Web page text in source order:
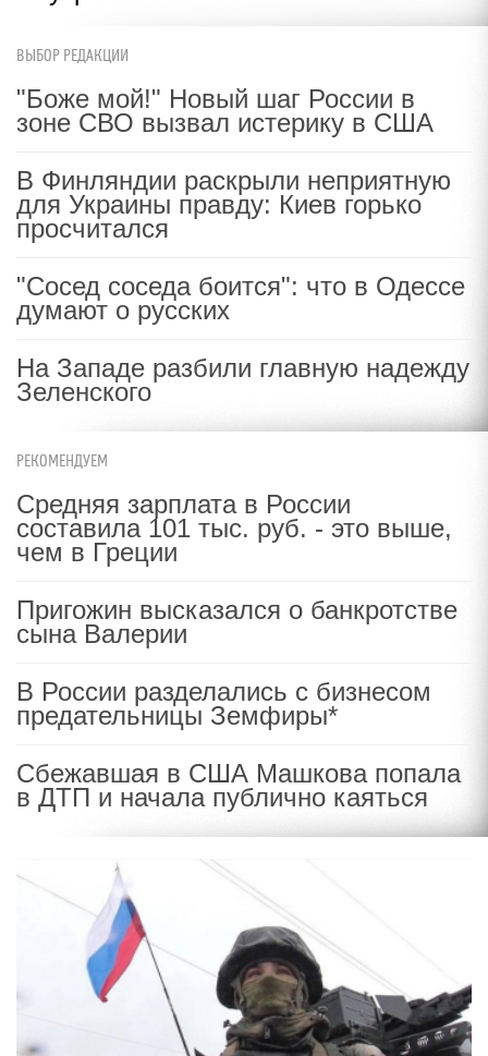
ВЫБОР РЕДАКЦИИ
"Боже мой!" Новый шаг России в
зоне СВО вызвал истерику в США
В Финляндии раскрыли неприятную
для Украины правду: Киев горько
просчитался
"Сосед соседа боится": что в Одессе
думают о русских
На Западе разбили главную надежду
Зеленского
РЕКОМЕНДУЕМ
Средняя зарплата в России
составила 101 тыс. руб. - это выше,
чем в Греции
Пригожин высказался о банкротстве
сына Валерии
В России разделались с бизнесом
предательницы Земфиры*
Сбежавшая в США Машкова попала
в ДТП и начала публично каяться